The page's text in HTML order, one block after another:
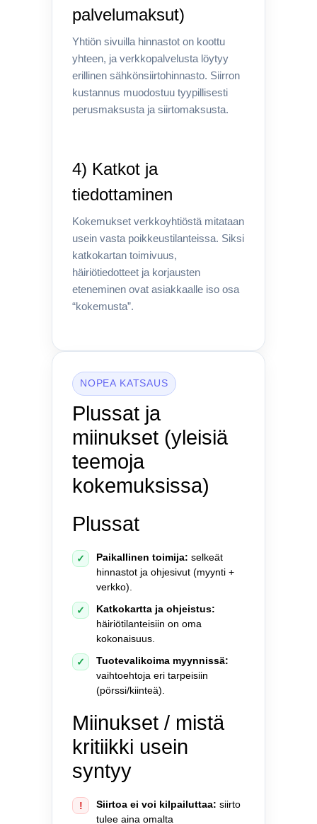
palvelumaksut)
Yhtiön sivuilla hinnastot on koottu
yhteen, ja verkkopalvelusta löytyy
erillinen sähkönsiirtohinnasto. Siirron
kustannus muodostuu tyypillisesti
perusmaksusta ja siirtomaksusta.
4) Katkot ja
tiedottaminen
Kokemukset verkkoyhtiöstä mitataan
usein vasta poikkeustilanteissa. Siksi
katkokartan toimivuus,
häiriötiedotteet ja korjausten
eteneminen ovat asiakkaalle iso osa
“kokemusta”.
NOPEA KATSAUS
Plussat ja
miinukset (yleisiä
teemoja
kokemuksissa)
Plussat
✓ Paikallinen toimija: selkeät
hinnastot ja ohjesivut (myynti +
verkko).
✓
Katkokartta ja ohjeistus:
häiriötilanteisiin on oma
kokonaisuus.
✓
Tuotevalikoima myynnissä:
vaihtoehtoja eri tarpeisiin
(pörssi/kiinteä).
Miinukset / mistä
kritiikki usein
syntyy
! Siirtoa ei voi kilpailuttaa: siirto
tulee aina omalta